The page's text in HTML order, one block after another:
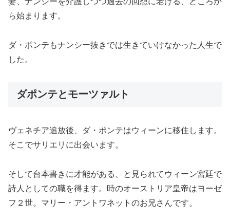
ら始まります。
ダ・ポンテもナンシー抜きでは生きていけなかった人生で
した。
ダポンテとモーツァルト
ヴェネチア追放後、ダ・ポンテはウィーンに移住します。
そこでサリエリに出会います。
そして台本書きに才能がある、と見られてウィーン宮廷で
詩人としての職を得ます。時のオーストリア皇帝はヨーゼ
フ２世。マリー・アントワネットのお兄さんです。